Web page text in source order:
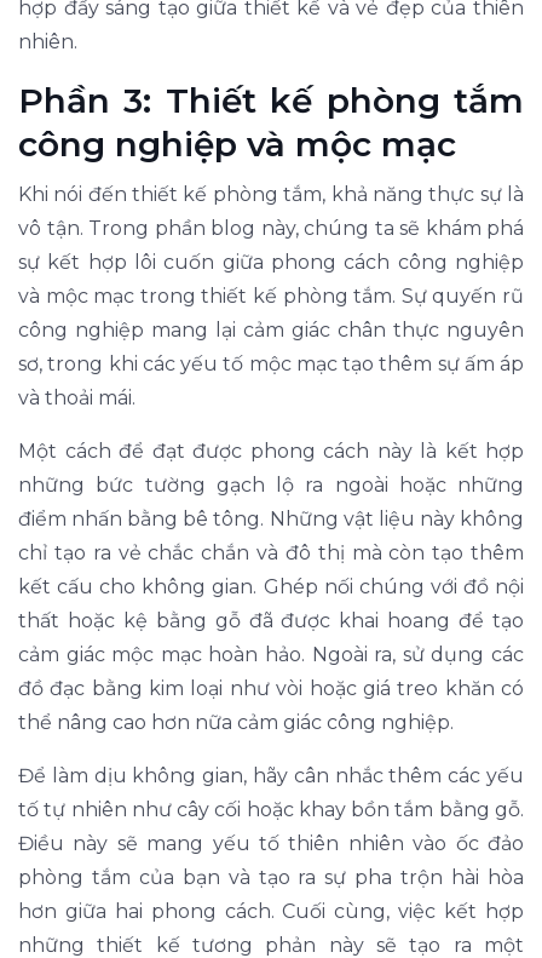
hợp đầy sáng tạo giữa thiết kế và vẻ đẹp của thiên
nhiên.
Phần 3: Thiết kế phòng tắm
công nghiệp và mộc mạc
Khi nói đến thiết kế phòng tắm, khả năng thực sự là
vô tận. Trong phần blog này, chúng ta sẽ khám phá
sự kết hợp lôi cuốn giữa phong cách công nghiệp
và mộc mạc trong thiết kế phòng tắm. Sự quyến rũ
công nghiệp mang lại cảm giác chân thực nguyên
sơ, trong khi các yếu tố mộc mạc tạo thêm sự ấm áp
và thoải mái.
Một cách để đạt được phong cách này là kết hợp
những bức tường gạch lộ ra ngoài hoặc những
điểm nhấn bằng bê tông. Những vật liệu này không
chỉ tạo ra vẻ chắc chắn và đô thị mà còn tạo thêm
kết cấu cho không gian. Ghép nối chúng với đồ nội
thất hoặc kệ bằng gỗ đã được khai hoang để tạo
cảm giác mộc mạc hoàn hảo. Ngoài ra, sử dụng các
đồ đạc bằng kim loại như vòi hoặc giá treo khăn có
thể nâng cao hơn nữa cảm giác công nghiệp.
Để làm dịu không gian, hãy cân nhắc thêm các yếu
tố tự nhiên như cây cối hoặc khay bồn tắm bằng gỗ.
Điều này sẽ mang yếu tố thiên nhiên vào ốc đảo
phòng tắm của bạn và tạo ra sự pha trộn hài hòa
hơn giữa hai phong cách. Cuối cùng, việc kết hợp
những thiết kế tương phản này sẽ tạo ra một